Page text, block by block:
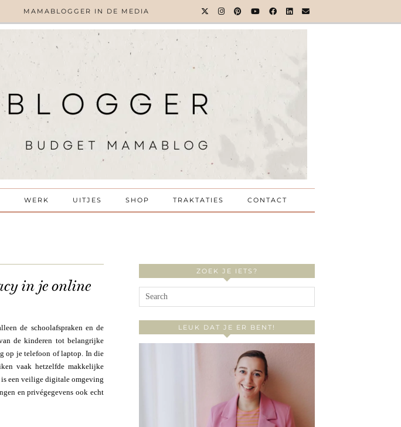
MAMABLOGGER IN DE MEDIA
WERK UITJES SHOP TRAKTATIES CONTACT
in je online
de schoolafspraken en de
de kinderen tot belangrijke
op je telefoon of laptop. In die
vaak hetzelfde makkelijke
een veilige digitale omgeving
en privégegevens ook echt
ZOEK JE IETS?
LEUK DAT JE ER BENT!